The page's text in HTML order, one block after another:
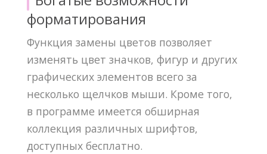
форматирования
Функция замены цветов позволяет
изменять цвет значков, фигур и других
графических элементов всего за
несколько щелчков мыши. Кроме того,
в программе имеется обширная
коллекция различных шрифтов,
доступных бесплатно.